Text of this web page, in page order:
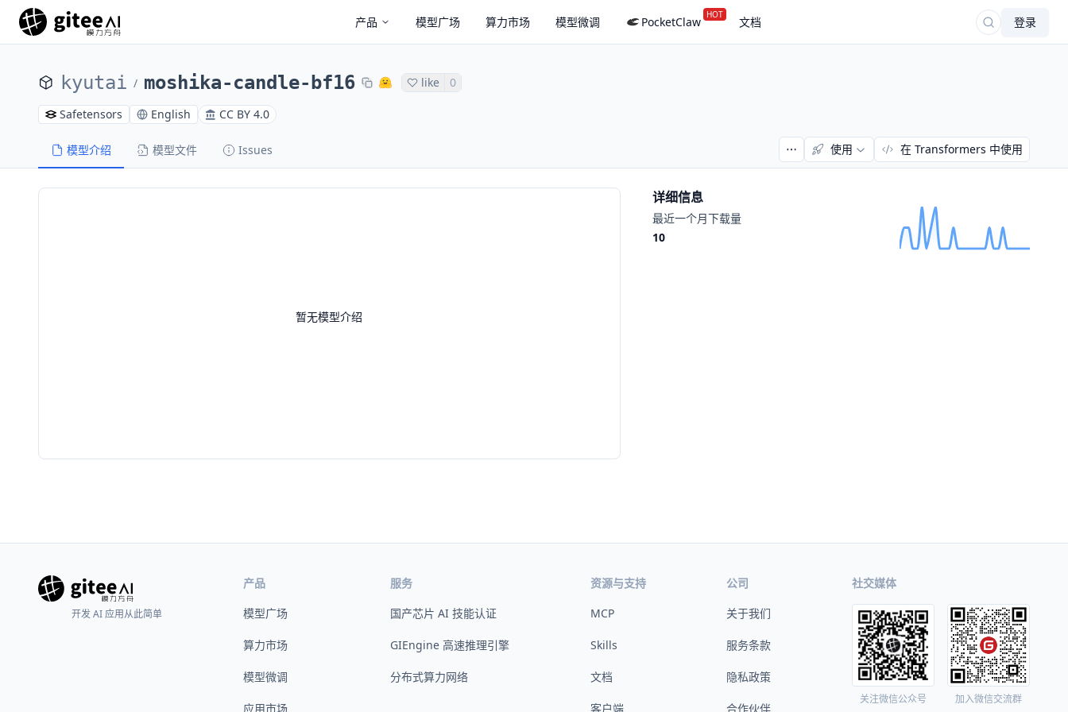
产品 模型广场 算力市场 模型微调 PocketClaw HOT 文档 登录
kyutai / moshika-candle-bf16 like 0
Safetensors English CC BY 4.0
模型介绍 模型文件 Issues 使用 在 Transformers 中使用
暂无模型介绍
详细信息
最近一个月下载量
10
开发 AI 应用从此简单
产品
模型广场
算力市场
模型微调
应用市场
服务
国产芯片 AI 技能认证
GIEngine 高速推理引擎
分布式算力网络
资源与支持
MCP
Skills
文档
客户端
公司
关于我们
服务条款
隐私政策
合作伙伴
社交媒体
关注微信公众号 加入微信交流群